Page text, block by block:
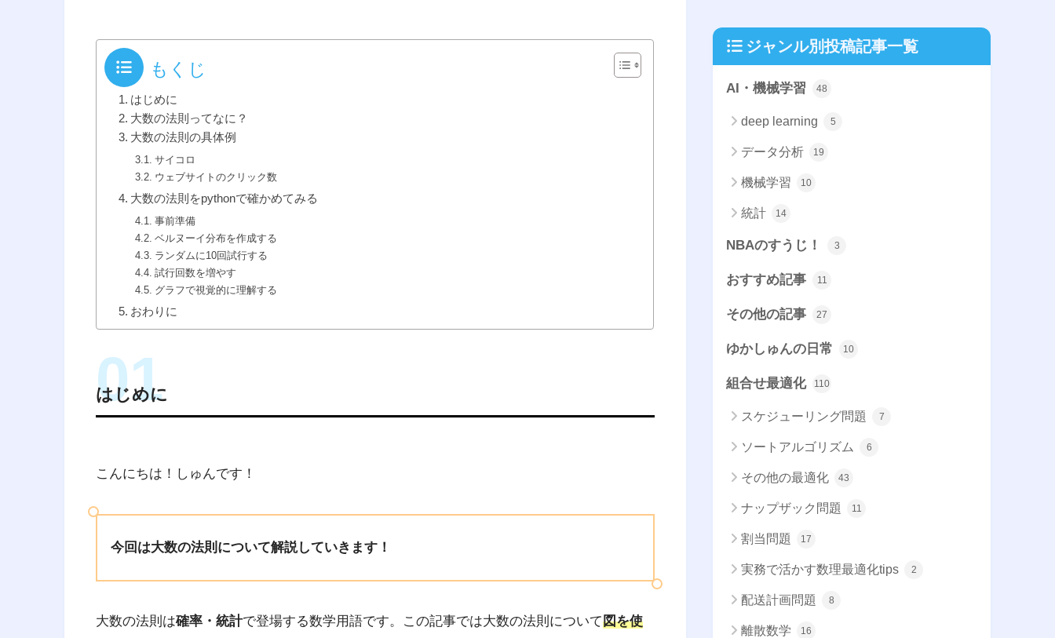
もくじ
はじめに
大数の法則ってなに？
大数の法則の具体例
サイコロ
ウェブサイトのクリック数
大数の法則をpythonで確かめてみる
事前準備
ベルヌーイ分布を作成する
ランダムに10回試行する
試行回数を増やす
グラフで視覚的に理解する
おわりに
はじめに
こんにちは！しゅんです！
今回は大数の法則について解説していきます！
大数の法則は確率・統計で登場する数学用語です。この記事では大数の法則について図を使
ジャンル別投稿記事一覧
AI・機械学習 48
deep learning 5
データ分析 19
機械学習 10
統計 14
NBAのすうじ！ 3
おすすめ記事 11
その他の記事 27
ゆかしゅんの日常 10
組合せ最適化 110
スケジューリング問題 7
ソートアルゴリズム 6
その他の最適化 43
ナップザック問題 11
割当問題 17
実務で活かす数理最適化tips 2
配送計画問題 8
離散数学 16